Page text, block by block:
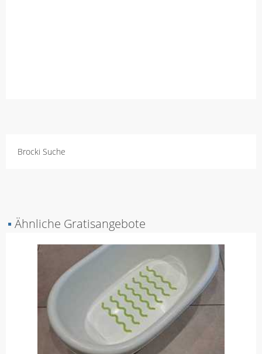
Brocki Suche
▪ Ähnliche Gratisangebote